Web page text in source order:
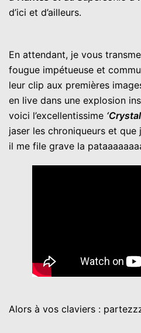
d’ici et d’ailleurs.
En attendant, je vous
fougue impétueuse et
leur clip aux premières
en live dans une explosion
voici l’excellentissime
jaser les chroniqueurs et
il me file grave la
Alors à vos claviers :